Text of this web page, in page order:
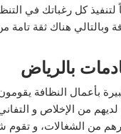
لتنفيذ كل رغباتك في
وبالتالي هناك ثقة
بالرياض
بأعمال النظافة
من الإخلاص و
من الشغالات، و تقوم